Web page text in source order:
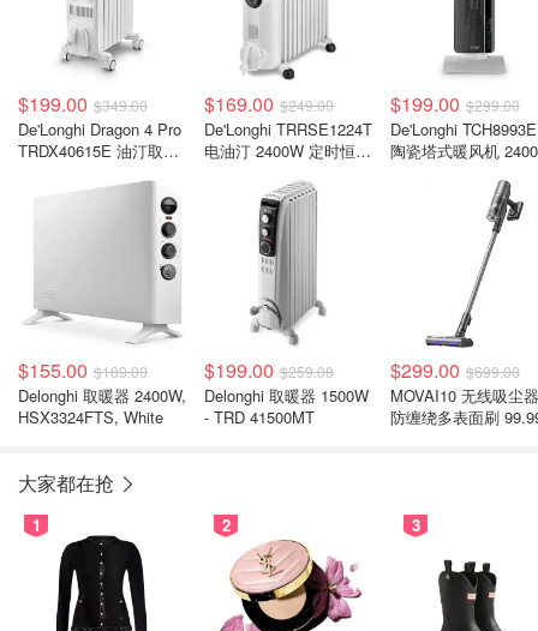
$199.00 $349.00
De'Longhi Dragon 4 Pro
TRDX40615E 油汀取暖
$169.00 $249.00
De'Longhi TRRSE1224T
电油汀 2400W 定时恒温
$199.00 $299.00
De'Longhi
陶瓷塔式暖风机
$155.00 $189.00
Delonghi 取暖器 2400W,
HSX3324FTS, White
$199.00 $259.00
Delonghi 取暖器 1500W
- TRD 41500MT
$299.00 $699.00
MOVAI10 无线吸尘器
防缠绕多表面刷
大家都在抢
1 2 3